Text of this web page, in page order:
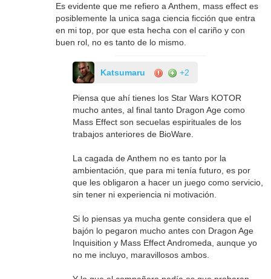
Es evidente que me refiero a Anthem, mass effect es
posiblemente la unica saga ciencia ficción que entra
en mi top, por que esta hecha con el cariño y con
buen rol, no es tanto de lo mismo.
Katsumaru +2
Piensa que ahí tienes los Star Wars KOTOR
mucho antes, al final tanto Dragon Age como
Mass Effect son secuelas espirituales de los
trabajos anteriores de BioWare.
La cagada de Anthem no es tanto por la
ambientación, que para mi tenía futuro, es por
que les obligaron a hacer un juego como servicio,
sin tener ni experiencia ni motivación.
Si lo piensas ya mucha gente considera que el
bajón lo pegaron mucho antes con Dragon Age
Inquisition y Mass Effect Andromeda, aunque yo
no me incluyo, maravillosos ambos.